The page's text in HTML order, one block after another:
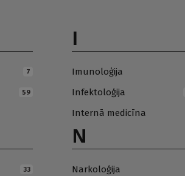
7
59
I
Imunoloģija
Infektoloģija
Internā medicīna
33
N
Narkoloģija